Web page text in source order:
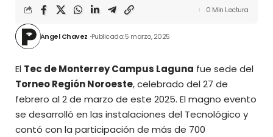
Angel Chavez Publicado: 5 marzo, 2025
0 Min Lectura
El Tec de Monterrey Campus Laguna fue sede del
Torneo Región Noroeste, celebrado del 27 de
febrero al 2 de marzo de este 2025. El magno evento
se desarrolló en las instalaciones del Tecnológico y
contó con la participación de más de 700